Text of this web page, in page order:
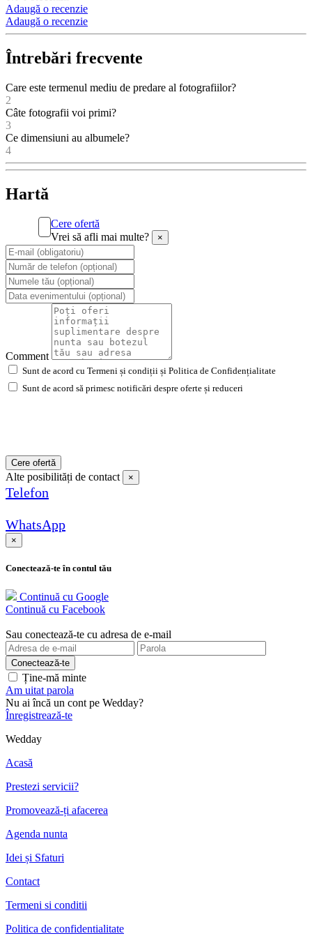
Adaugă o recenzie
Adaugă o recenzie
Întrebări frecvente
Care este termenul mediu de predare al fotografiilor?
2
Câte fotografii voi primi?
3
Ce dimensiuni au albumele?
4
Hartă
Cere ofertă
Vrei să afli mai multe?
×
Comment
Sunt de acord cu Termeni și condiții și Politica de Confidențialitate
Sunt de acord să primesc notificări despre oferte și reduceri
Cere ofertă
Alte posibilități de contact ×
Telefon
WhatsApp
×
Conectează-te în contul tău
Continuă cu Google
Continuă cu Facebook
Sau conectează-te cu adresa de e-mail
Ține-mă minte
Am uitat parola
Nu ai încă un cont pe Wedday?
Înregistrează-te
Wedday
Acasă
Prestezi servicii?
Promovează-ți afacerea
Agenda nunta
Idei și Sfaturi
Contact
Termeni si conditii
Politica de confidentialitate